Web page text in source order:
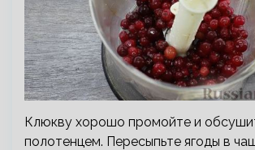
Клюкву хорошо промойте и
полотенцем. Пересыпьте ягоды в